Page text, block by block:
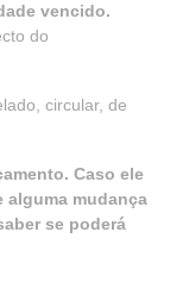
vencido.
do
circular, de
Caso ele
alguma mudança
se poderá